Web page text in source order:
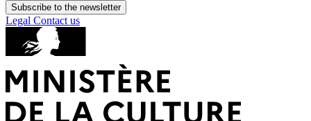
Subscribe to the newsletter
Legal Contact us